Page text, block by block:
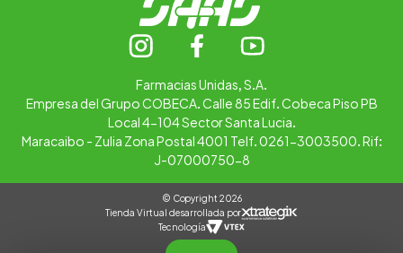
Farmacias Unidas, S.A.
Empresa del Grupo COBECA. Calle 85 Edif. Cobeca Piso PB
Local 4-104 Sector Santa Lucia.
Maracaibo - Zulia Zona Postal 4001 Telf. 0261-3003500. Rif:
J-07000750-8
© Copyright 2026
Tienda Virtual desarrollada por
Tecnología